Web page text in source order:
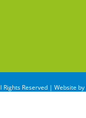
Reserved | Website by